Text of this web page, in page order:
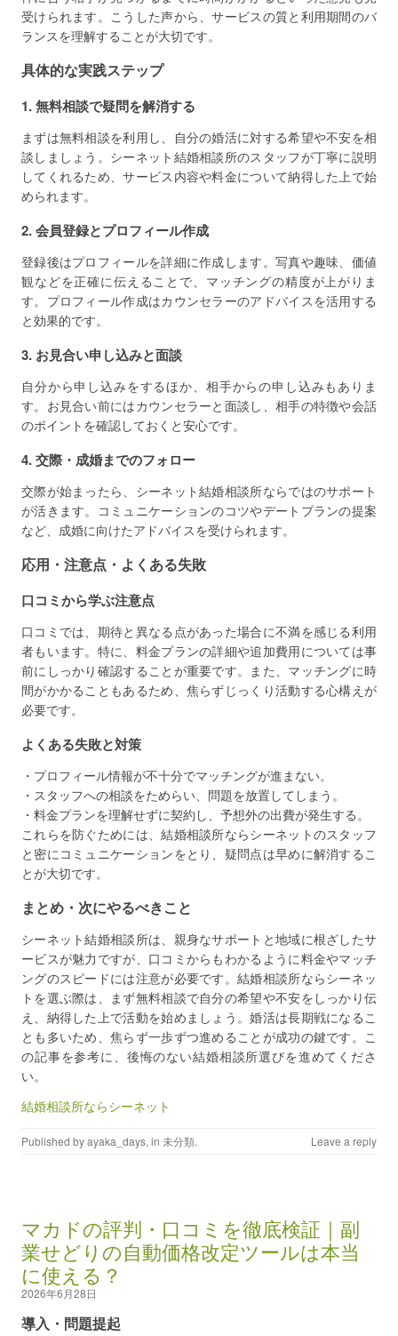
受けられます。こうした声から、サービスの質と利用期間のバ
ランスを理解することが大切です。
具体的な実践ステップ
1. 無料相談で疑問を解消する
まずは無料相談を利用し、自分の婚活に対する希望や不安を相
談しましょう。シーネット結婚相談所のスタッフが丁寧に説明
してくれるため、サービス内容や料金について納得した上で始
められます。
2. 会員登録とプロフィール作成
登録後はプロフィールを詳細に作成します。写真や趣味、価値
観などを正確に伝えることで、マッチングの精度が上がりま
す。プロフィール作成はカウンセラーのアドバイスを活用する
と効果的です。
3. お見合い申し込みと面談
自分から申し込みをするほか、相手からの申し込みもありま
す。お見合い前にはカウンセラーと面談し、相手の特徴や会話
のポイントを確認しておくと安心です。
4. 交際・成婚までのフォロー
交際が始まったら、シーネット結婚相談所ならではのサポート
が活きます。コミュニケーションのコツやデートプランの提案
など、成婚に向けたアドバイスを受けられます。
応用・注意点・よくある失敗
口コミから学ぶ注意点
口コミでは、期待と異なる点があった場合に不満を感じる利用
者もいます。特に、料金プランの詳細や追加費用については事
前にしっかり確認することが重要です。また、マッチングに時
間がかかることもあるため、焦らずじっくり活動する心構えが
必要です。
よくある失敗と対策
・プロフィール情報が不十分でマッチングが進まない。
・スタッフへの相談をためらい、問題を放置してしまう。
・料金プランを理解せずに契約し、予想外の出費が発生する。
これらを防ぐためには、結婚相談所ならシーネットのスタッフ
と密にコミュニケーションをとり、疑問点は早めに解消するこ
とが大切です。
まとめ・次にやるべきこと
シーネット結婚相談所は、親身なサポートと地域に根ざしたサ
ービスが魅力ですが、口コミからもわかるように料金やマッチ
ングのスピードには注意が必要です。結婚相談所ならシーネッ
トを選ぶ際は、まず無料相談で自分の希望や不安をしっかり伝
え、納得した上で活動を始めましょう。婚活は長期戦になるこ
とも多いため、焦らず一歩ずつ進めることが成功の鍵です。こ
の記事を参考に、後悔のない結婚相談所選びを進めてくださ
い。
結婚相談所ならシーネット
Published byayaka_days, in 未分類. Leave a reply
マカドの評判・口コミを徹底検証｜副
業せどりの自動価格改定ツールは本当
に使える？
2026年6月28日
導入・問題提起